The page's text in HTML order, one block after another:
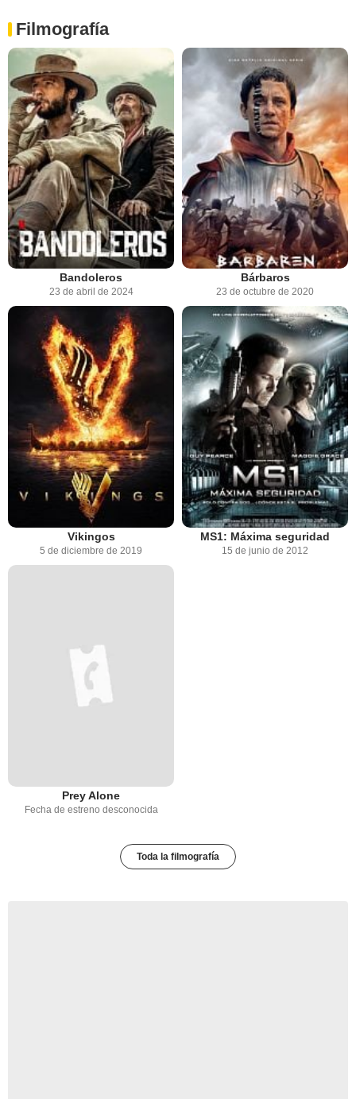
Filmografía
Bandoleros
23 de abril de 2024
Bárbaros
23 de octubre de 2020
Vikingos
5 de diciembre de 2019
MS1: Máxima seguridad
15 de junio de 2012
Prey Alone
Fecha de estreno desconocida
Toda la filmografía